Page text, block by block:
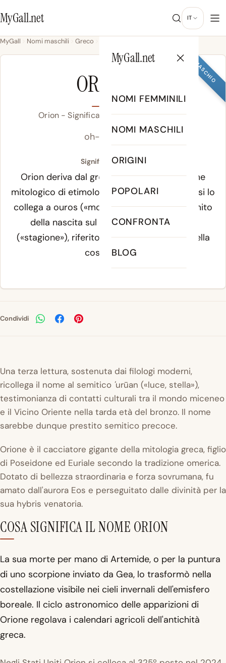
MyGall.net IT
MyGall.net
NOMI FEMMINILI
NOMI MASCHILI
ORIGINI
POPOLARI
CONFRONTA
BLOG
MyGall Nomi maschili Greco
MASCHIO
ORION
Orion - Significato, Origine & Popolarità
oh-REYE-uhn
Significato di Orion:
Orion deriva dal grecoŌríōn(Ὠρίων), nome
mitologico di etimologia dibattuta. Una ipotesi lo
collega a ouros («montagna») attraverso il mito
della nascita sul monte; un'altra a
(«stagione»), riferito al sorgere autunnale della
costellazione.
Condividi
Una terza lettura, sostenuta dai filologi moderni,
ricollega il nome al semitico ʾurūan («luce, stella»),
testimonianza di contatti culturali tra il mondo miceneo
e il Vicino Oriente nella tarda età del bronzo. Il nome
sarebbe dunque prestito semitico precoce.
Orione è il cacciatore gigante della mitologia greca, figlio
di Poseidone ed Euriale secondo la tradizione omerica.
Dotato di bellezza straordinaria e forza sovrumana, fu
amato dall'aurora Eos e perseguitato dalle divinità per la
sua hybris venatoria.
COSA SIGNIFICA IL NOME ORION
La sua morte per mano di Artemide, o per la puntura
di uno scorpione inviato da Gea, lo trasformò nella
costellazione visibile nei cieli invernali dell'emisfero
boreale. Il ciclo astronomico delle apparizioni di
Orione regolava i calendari agricoli dell'antichità
greca.